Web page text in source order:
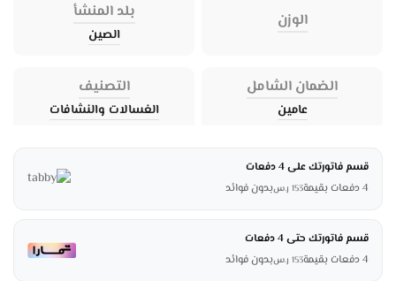
الوزن بلد المنشأ
الصين
الضمان الشامل
عامين
التصنيف
الغسالات والنشافات
قسم فاتورتك على 4 دفعات
4 دفعات بقيمة
153 ر.سبدون فوائد
قسم فاتورتك حتى 4 دفعات
4 دفعات بقيمة
153 ر.سبدون فوائد